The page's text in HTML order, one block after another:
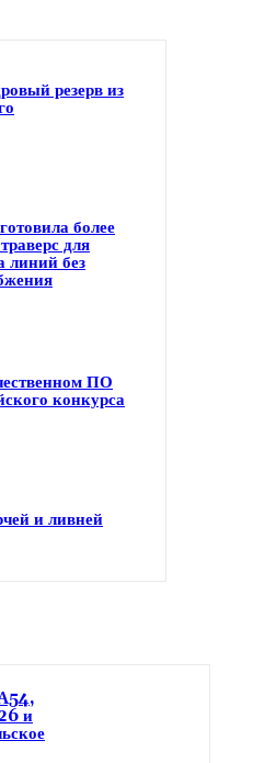
резерв из
более
для
линий без
ПО
конкурса
и ливней
и